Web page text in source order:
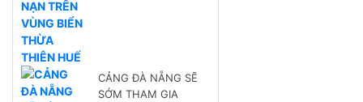
CẢNG ĐÀ NẴNG SẼ
SỚM THAM GIA